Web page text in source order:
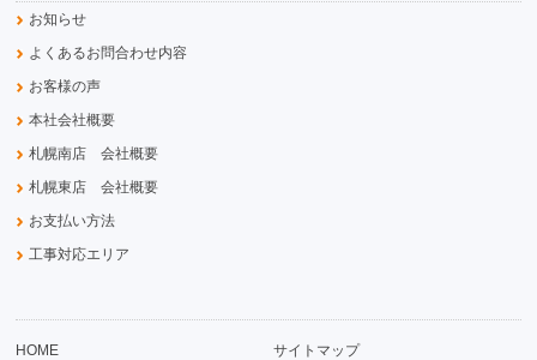
お知らせ
よくあるお問合わせ内容
お客様の声
本社会社概要
札幌南店 会社概要
札幌東店 会社概要
お支払い方法
工事対応エリア
HOME
サイトマップ